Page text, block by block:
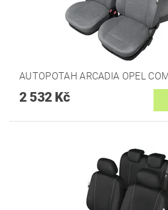
AUTOPOTAH ARCADIA OPEL
2 532 Kč